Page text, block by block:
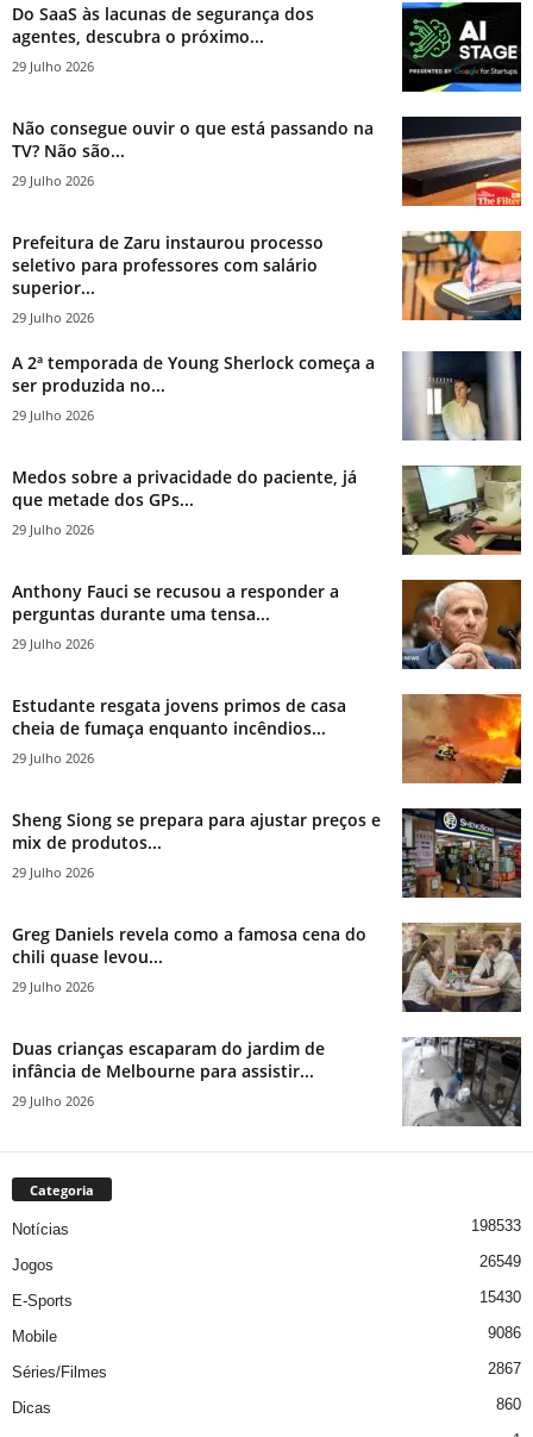
Do SaaS às lacunas de segurança dos
agentes, descubra o próximo...
29 Julho 2026
Não consegue ouvir o que está passando na
TV? Não são...
29 Julho 2026
Prefeitura de Zaru instaurou processo
seletivo para professores com salário
superior...
29 Julho 2026
A 2ª temporada de Young Sherlock começa a
ser produzida no...
29 Julho 2026
Medos sobre a privacidade do paciente, já
que metade dos GPs...
29 Julho 2026
Anthony Fauci se recusou a responder a
perguntas durante uma tensa...
29 Julho 2026
Estudante resgata jovens primos de casa
cheia de fumaça enquanto incêndios...
29 Julho 2026
Sheng Siong se prepara para ajustar preços e
mix de produtos...
29 Julho 2026
Greg Daniels revela como a famosa cena do
chili quase levou...
29 Julho 2026
Duas crianças escaparam do jardim de
infância de Melbourne para assistir...
29 Julho 2026
Categoria
Notícias 198533
Jogos 26549
E-Sports 15430
Mobile 9086
Séries/Filmes 2867
Dicas 860